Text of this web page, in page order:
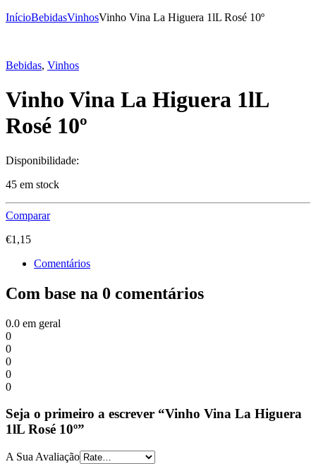
InícioBebidasVinhosVinho Vina La Higuera 1lL Rosé 10º
Bebidas, Vinhos
Vinho Vina La Higuera 1lL
Rosé 10º
Disponibilidade:
45 em stock
Comparar
€1,15
Comentários
Com base na 0 comentários
0.0 em geral
0
0
0
0
0
Seja o primeiro a escrever “Vinho Vina La Higuera
1lL Rosé 10º”
A Sua Avaliação